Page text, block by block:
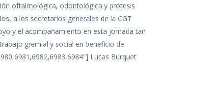
oftalmológica, odontológica y prótesis
a los secretarios generales de la CGT
y el acompañamiento en esta jornada tan
gremial y social en beneficio de
Lucas Burquet